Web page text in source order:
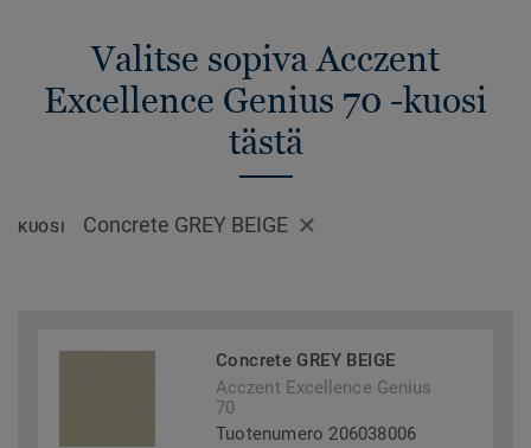
Valitse sopiva Acczent
Excellence Genius 70 -kuosi
tästä
KUOSI Concrete GREY BEIGE
Concrete GREY BEIGE
Acczent Excellence Genius
70
Tuotenumero 206038006